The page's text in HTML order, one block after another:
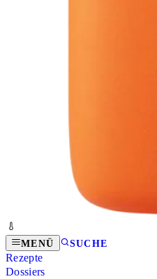
MENÜ SUCHE
Rezepte
Dossiers